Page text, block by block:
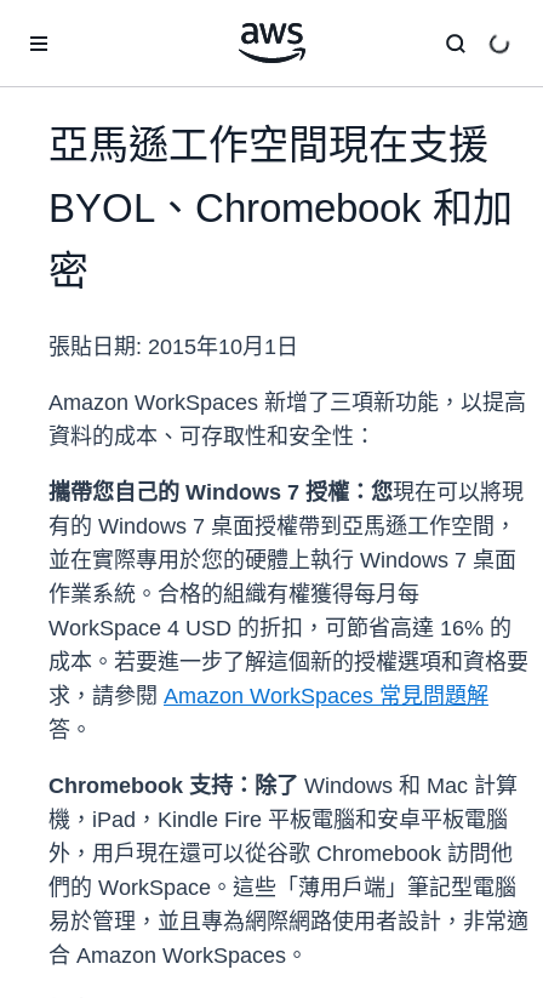
亞馬遜工作空間現在支援
BYOL、Chromebook 和加
密
張貼日期: 2015年10月1日
Amazon WorkSpaces 新增了三項新功能，以提高
資料的成本、可存取性和安全性：
攜帶您自己的 Windows 7 授權：您現在可以將現
有的 Windows 7 桌面授權帶到亞馬遜工作空間，
並在實際專用於您的硬體上執行 Windows 7 桌面
作業系統。合格的組織有權獲得每月每
WorkSpace 4 USD 的折扣，可節省高達 16% 的
成本。若要進一步了解這個新的授權選項和資格要
求，請參閱 Amazon WorkSpaces 常見問題解
答。
Chromebook 支持：除了 Windows 和 Mac 計算
機，iPad，Kindle Fire 平板電腦和安卓平板電腦
外，用戶現在還可以從谷歌 Chromebook 訪問他
們的 WorkSpace。這些「薄用戶端」筆記型電腦
易於管理，並且專為網際網路使用者設計，非常適
合 Amazon WorkSpaces。